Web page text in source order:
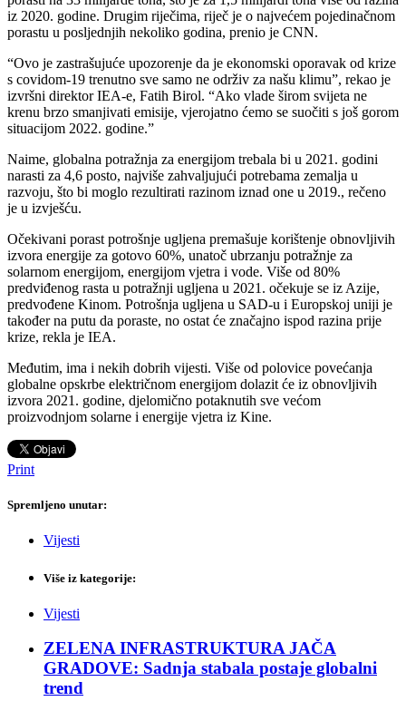
iz 2020. godine. Drugim riječima, riječ je o najvećem pojedinačnom
porastu u posljednjih nekoliko godina, prenio je CNN.
“Ovo je zastrašujuće upozorenje da je ekonomski oporavak od krize
s covidom-19 trenutno sve samo ne održiv za našu klimu”, rekao je
izvršni direktor IEA-e, Fatih Birol. “Ako vlade širom svijeta ne
krenu brzo smanjivati ​​emisije, vjerojatno ćemo se suočiti s još gorom
situacijom 2022. godine.”
Naime, globalna potražnja za energijom trebala bi u 2021. godini
narasti za 4,6 posto, najviše zahvaljujući potrebama zemalja u
razvoju, što bi moglo rezultirati razinom iznad one u 2019., rečeno
je u izvješću.
Očekivani porast potrošnje ugljena premašuje korištenje obnovljivih
izvora energije za gotovo 60%, unatoč ubrzanju potražnje za
solarnom energijom, energijom vjetra i vode. Više od 80%
predviđenog rasta u potražnji ugljena u 2021. očekuje se iz Azije,
predvođene Kinom. Potrošnja ugljena u SAD-u i Europskoj uniji je
također na putu da poraste, no ostat će značajno ispod razina prije
krize, rekla je IEA.
Međutim, ima i nekih dobrih vijesti. Više od polovice povećanja
globalne opskrbe električnom energijom dolazit će iz obnovljivih
izvora 2021. godine, djelomično potaknutih sve većom
proizvodnjom solarne i energije vjetra iz Kine.
Print
Spremljeno unutar:
Vijesti
Više iz kategorije:
Vijesti
ZELENA INFRASTRUKTURA JAČA
GRADOVE: Sadnja stabala postaje globalni
trend